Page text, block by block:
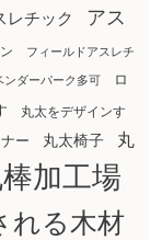
レチック
アス
フィールドアスレチ
ンダーパーク多可
ロ
丸太をデザインす
ー 丸太椅子 丸
加工場
れる木材